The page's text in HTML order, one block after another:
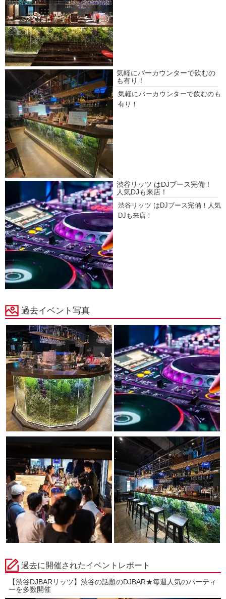
気軽にバーカウンターで飲むの
も有り！
気軽にバーカウンターで飲むのも
有り！
渋谷リッツ はDJブース完備！
人気DJも来店！
渋谷リッツ はDJブース完備！人気
DJも来店！
過去イベント写真
過去に開催されたイベントレポート
【渋谷DJBARリッツ】渋谷の話題のDJBAR★毎週人気のパーティ
ーを多数開催